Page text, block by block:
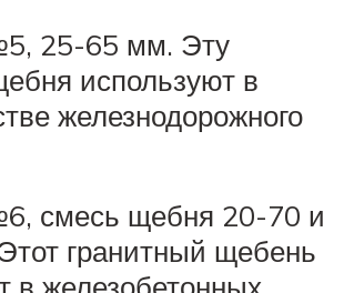
25-65 мм. Эту
используют в
железнодорожного
смесь щебня 20-70 и
гранитный щебень